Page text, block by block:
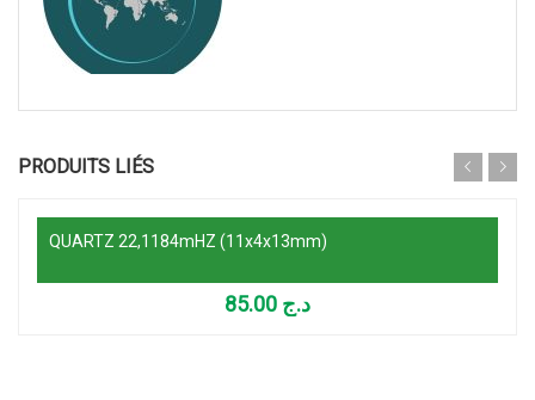
PRODUITS LIÉS
QUARTZ 22,1184mHZ (11x4x13mm)
د.ج